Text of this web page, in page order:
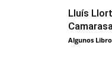
Lluís
Algunos